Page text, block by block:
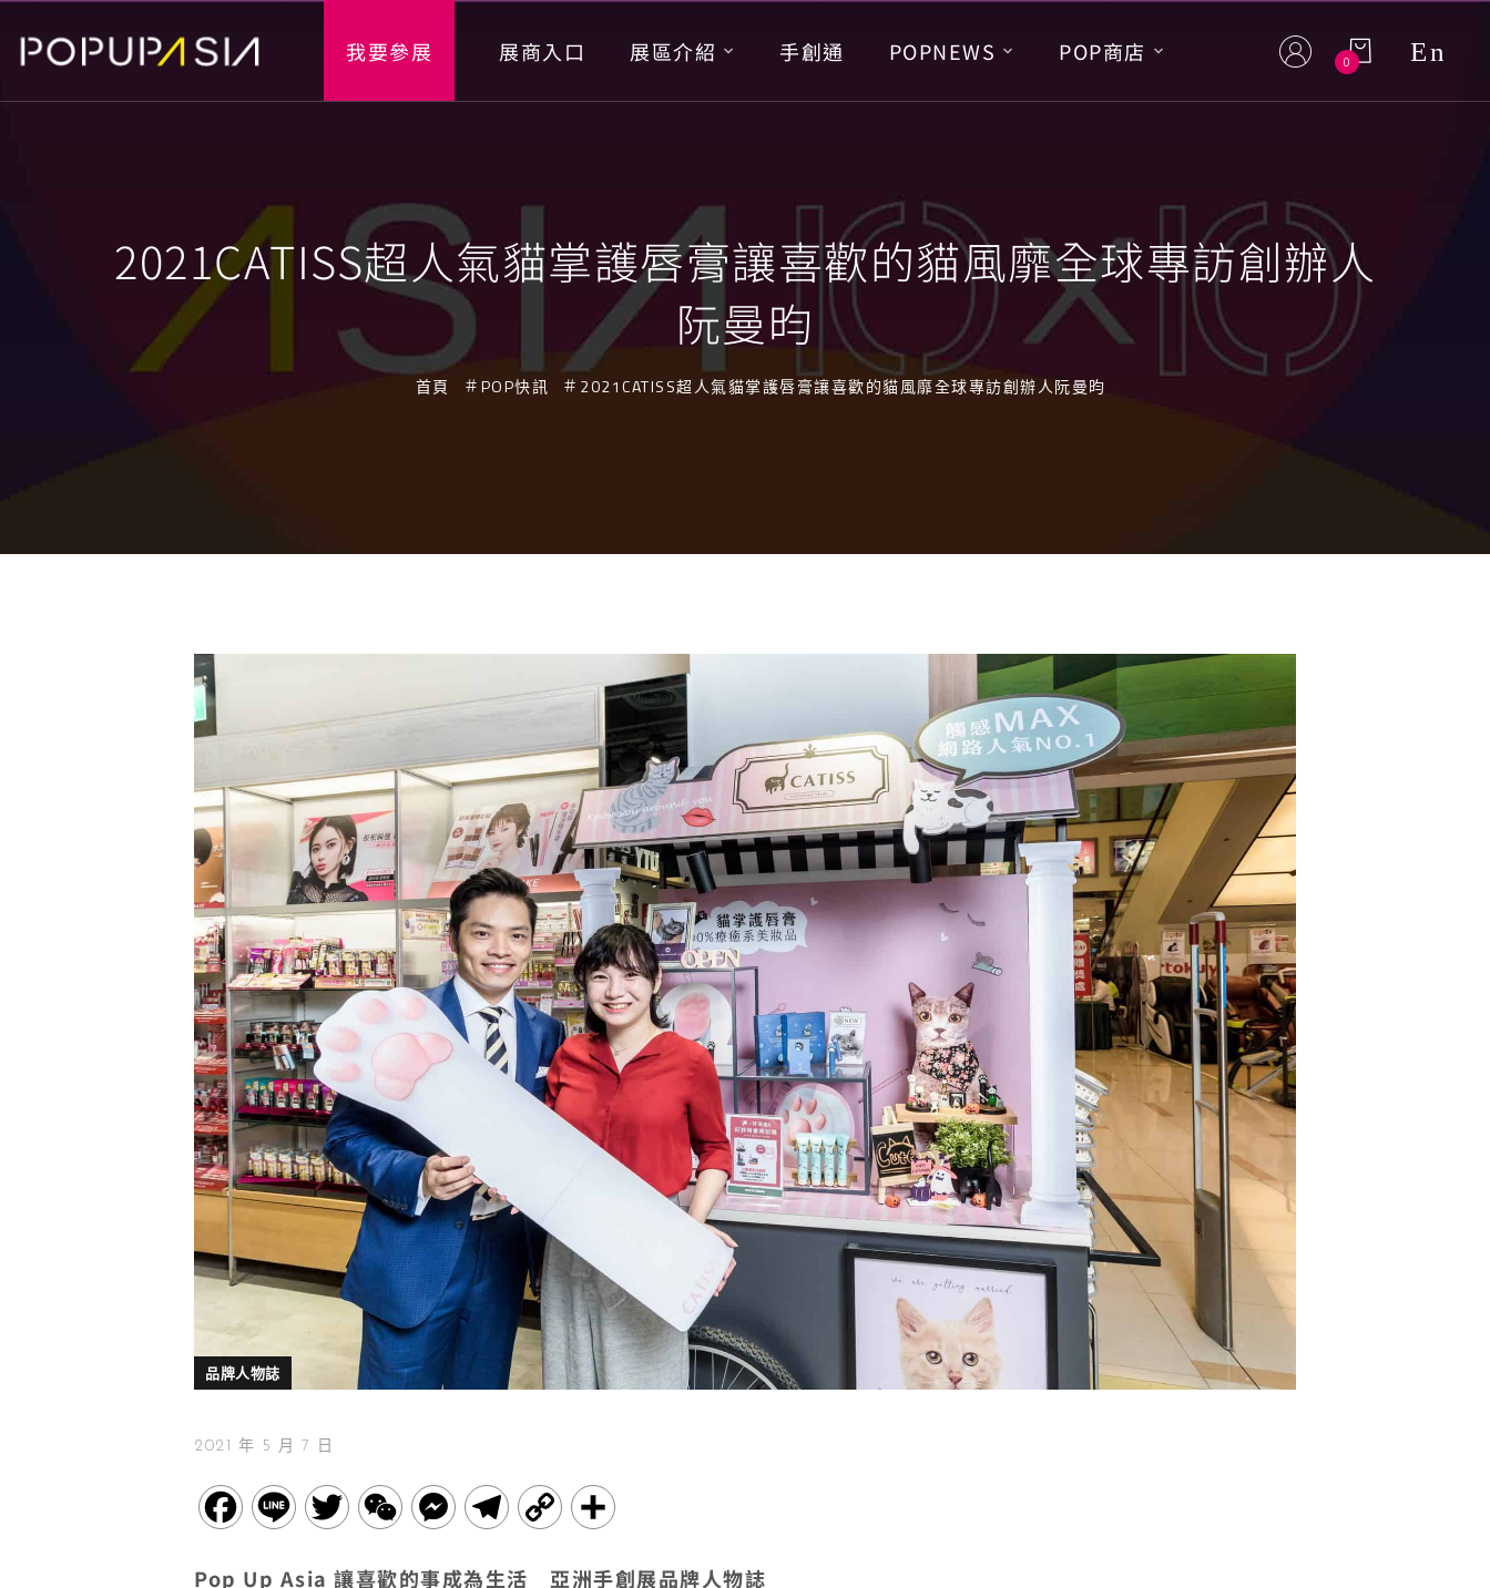
我要參展 展商入口 展區介紹 手創通 POPNEWS POP商店 0 En
2021CATISS超人氣貓掌護唇膏讓喜歡的貓風靡全球專訪創辦人
阮曼昀
首頁 POP快訊 2021CATISS超人氣貓掌護唇膏讓喜歡的貓風靡全球專訪創辦人阮曼昀
品牌人物誌
2021 年 5 月 7 日
F
L
T
W
M
T
C
Pop Up Asia 讓喜歡的事成為生活＿亞洲手創展品牌人物誌